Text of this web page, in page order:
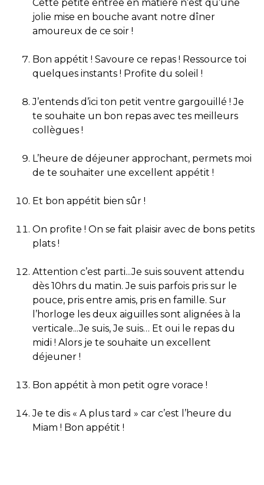
Cette petite entrée en matière n’est qu’une
jolie mise en bouche avant notre dîner
amoureux de ce soir !
Bon appétit ! Savoure ce repas ! Ressource toi
quelques instants ! Profite du soleil !
J’entends d’ici ton petit ventre gargouillé ! Je
te souhaite un bon repas avec tes meilleurs
collègues !
L’heure de déjeuner approchant, permets moi
de te souhaiter une excellent appétit !
Et bon appétit bien sûr !
On profite ! On se fait plaisir avec de bons petits
plats !
Attention c’est parti...Je suis souvent attendu
dès 10hrs du matin. Je suis parfois pris sur le
pouce, pris entre amis, pris en famille. Sur
l’horloge les deux aiguilles sont alignées à la
verticale...Je suis, Je suis… Et oui le repas du
midi ! Alors je te souhaite un excellent
déjeuner !
Bon appétit à mon petit ogre vorace !
Je te dis « A plus tard » car c’est l’heure du
Miam ! Bon appétit !